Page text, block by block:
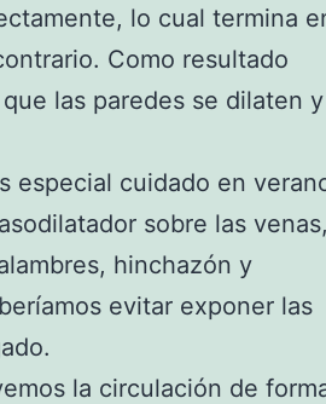
lo cual termina
Como resultado
las paredes se dilaten y
especial cuidado en
sobre las
hinchazón y
evitar exponer las
la circulación de